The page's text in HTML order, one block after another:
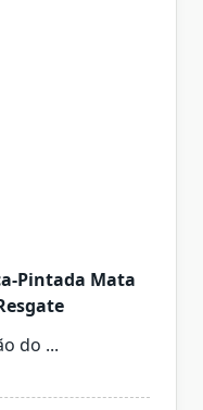
Pintada Mata
do ...